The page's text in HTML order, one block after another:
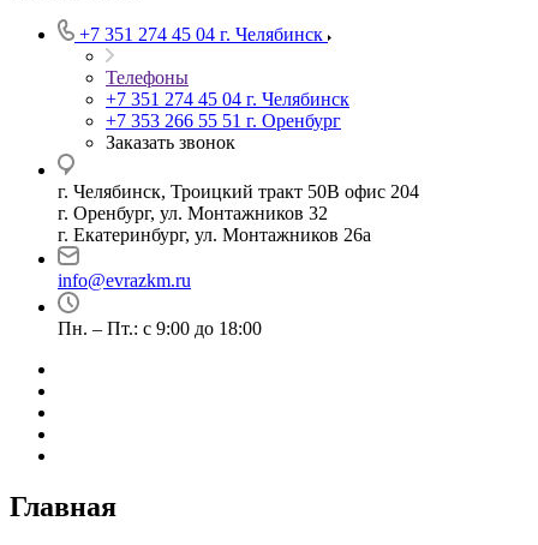
+7 351 274 45 04 г. Челябинск
Телефоны
+7 351 274 45 04 г. Челябинск
+7 353 266 55 51 г. Оренбург
Заказать звонок
г. Челябинск, Троицкий тракт 50В офис 204
г. Оренбург, ул. Монтажников 32
г. Екатеринбург, ул. Монтажников 26а
info@evrazkm.ru
Пн. – Пт.: с 9:00 до 18:00
Главная